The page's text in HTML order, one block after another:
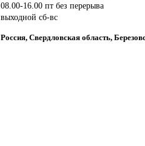
08.00-16.00 пт без перерыва
выходной сб-вс
Россия, Свердловская область,